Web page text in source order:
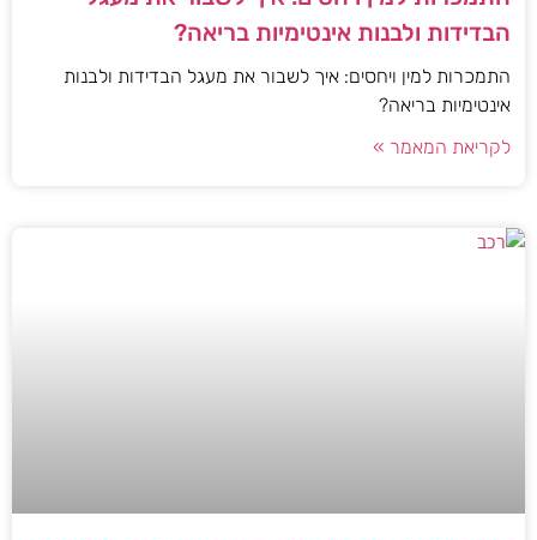
הבדידות ולבנות אינטימיות בריאה?
התמכרות למין ויחסים: איך לשבור את מעגל הבדידות ולבנות
אינטימיות בריאה?
לקריאת המאמר »